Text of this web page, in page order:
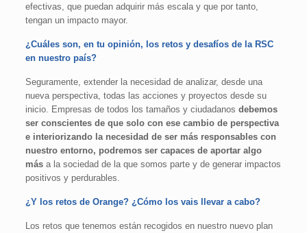
efectivas, que puedan adquirir más escala y que por tanto,
tengan un impacto mayor.
¿Cuáles son, en tu opinión, los retos y desafíos de la RSC
en nuestro país?
Seguramente, extender la necesidad de analizar, desde una
nueva perspectiva, todas las acciones y proyectos desde su
inicio. Empresas de todos los tamaños y ciudadanosdebemos
ser conscientes de que solo con ese cambio de perspectiva
e interiorizando la necesidad de ser más responsables con
nuestro entorno, podremos ser capaces de aportar algo
más a la sociedad de la que somos parte y de generar impactos
positivos y perdurables.
¿Y los retos de Orange? ¿Cómo los vais llevar a cabo?
Los retos que tenemos están recogidos en nuestro nuevo plan